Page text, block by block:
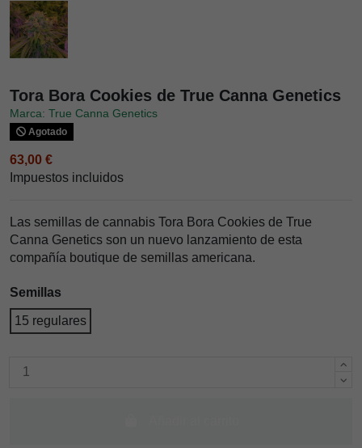
Tora Bora Cookies de True Canna Genetics
Marca: True Canna Genetics
Agotado
63,00 €
Impuestos incluidos
Las semillas de cannabis Tora Bora Cookies de True
Canna Genetics son un nuevo lanzamiento de esta
compañía boutique de semillas americana.
Semillas
15 regulares